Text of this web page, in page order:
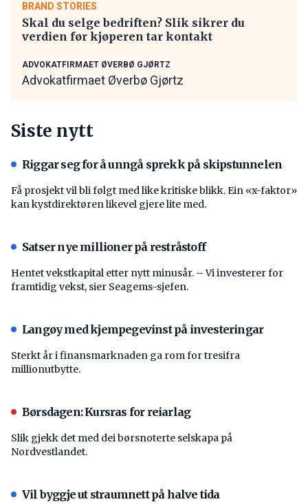
BRAND STORIES
Skal du selge bedriften? Slik sikrer du
verdien før kjøperen tar kontakt
ADVOKATFIRMAET ØVERBØ GJØRTZ
Advokatfirmaet Øverbø Gjørtz
Siste nytt
Riggar seg for å unngå sprekk på skipstunnelen
Få prosjekt vil bli følgt med like kritiske blikk. Ein «x-faktor»
kan kystdirektøren likevel gjere lite med.
Satser nye millioner på restråstoff
Hentet vekstkapital etter nytt minusår. – Vi investerer for
framtidig vekst, sier Seagems-sjefen.
Langøy med kjempegevinst på investeringar
Sterkt år i finansmarknaden ga rom for tresifra
millionutbytte.
Børsdagen: Kursras for reiarlag
Slik gjekk det med dei børsnoterte selskapa på
Nordvestlandet.
Vil byggje ut straumnett på halve tida